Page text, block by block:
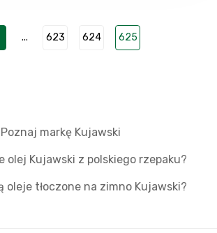
... 623 624 625
Poznaj markę Kujawski
olej Kujawski z polskiego rzepaku?
oleje tłoczone na zimno Kujawski?